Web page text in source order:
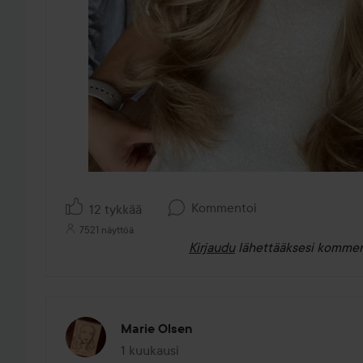
12 tykkää Kommentoi
7521 näyttöä
Kirjaudu lähettääksesi
Marie Olsen
1 kuukausi
Viesti luotiin 1 kuukausi